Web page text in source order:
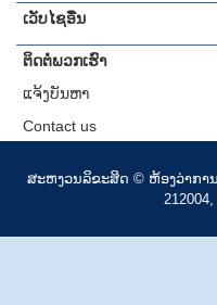
ເວັບໄຊອື່ນ
ຕິດຕໍ່ພວກເຮົາ
ແຈ້ງບັນຫາ
Contact us
ສະ​ຫງວນ​ລິ​ຂະ​ສິດ © ຫ້ອງວ່າກາ